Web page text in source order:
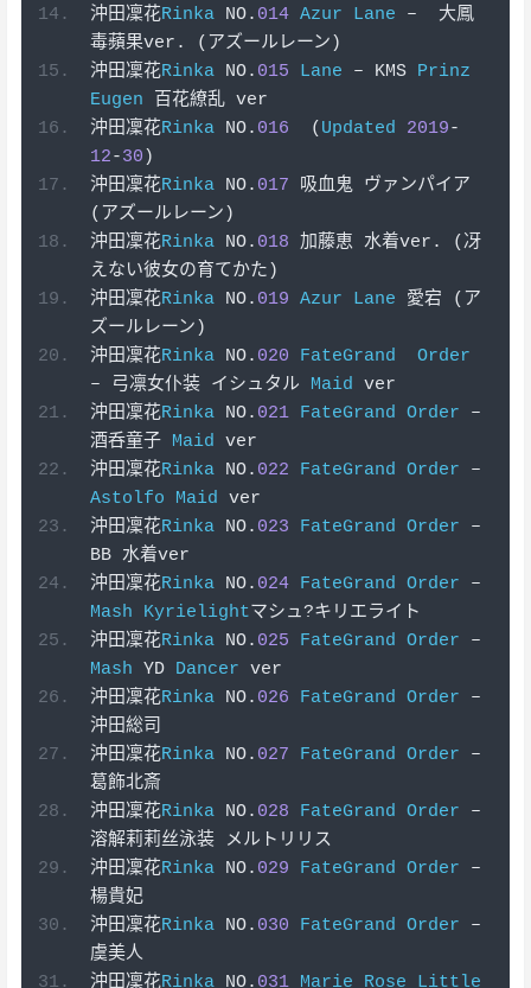
沖田凜花Rinka NO. 014 Azur Lane –
大鳳
毒蘋果ver .
(アズールレーン)
沖田凜花Rinka NO. 015 Lane – KMS Prinz
Eugen
百花繚乱 ver
沖田凜花Rinka NO. 016 ( Updated 2019-
12-30 )
沖田凜花Rinka NO. 017 吸血鬼
ヴァンパイア
(アズールレーン)
沖田凜花Rinka NO. 018 加藤恵 水着ver .
(冴
えない彼女の育てかた)
沖田凜花Rinka NO. 019 Azur Lane 愛宕
(ア
ズールレーン)
沖田凜花Rinka NO. 020 FateGrand
Order
–
弓凛女仆装 イシュタル Maid ver
沖田凜花Rinka NO. 021 FateGrand Order
–
酒呑童子
Maid ver
沖田凜花Rinka NO. 022 FateGrand Order
–
Astolfo
Maid ver
沖田凜花Rinka NO. 023 FateGrand Order
–
BB 水着ver
沖田凜花Rinka NO. 024 FateGrand Order
–
Mash
Kyrielightマシュ?キリエライト
沖田凜花Rinka NO. 025 FateGrand Order
–
Mash YD Dancer ver
沖田凜花Rinka NO. 026 FateGrand Order
–
沖田総司
沖田凜花Rinka NO. 027 FateGrand Order
–
葛飾北斎
沖田凜花Rinka NO. 028 FateGrand Order
–
溶解莉莉丝泳装
メルトリリス
沖田凜花Rinka NO. 029 FateGrand Order
–
楊貴妃
沖田凜花Rinka NO. 030 FateGrand Order
–
虞美人
沖田凜花Rinka NO. 031 Marie Rose
Little